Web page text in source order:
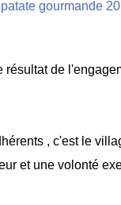
résultat de
, c'est le
et une volonté